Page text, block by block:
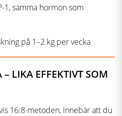
1, samma hormon som
på 1–2 kg per vecka
LIKA EFFEKTIVT SOM
16:8-metoden, innebär att du